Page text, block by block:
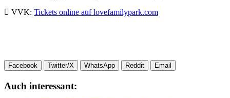
VVK: Tickets online auf lovefamilypark.com
Facebook Twitter/X WhatsApp Reddit Email
Auch interessant: